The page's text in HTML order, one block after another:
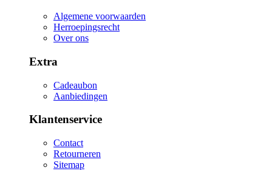
Algemene voorwaarden
Herroepingsrecht
Over ons
Extra
Cadeaubon
Aanbiedingen
Klantenservice
Contact
Retourneren
Sitemap